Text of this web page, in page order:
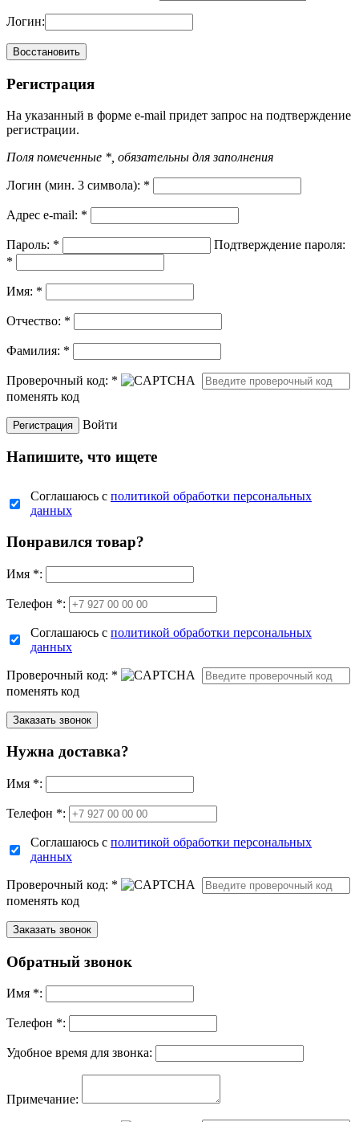
Логин:
Регистрация
На указанный в форме e-mail придет запрос на подтверждение
регистрации.
Поля помеченные *, обязательны для заполнения
Логин (мин. 3 символа): *
Адрес e-mail: *
Пароль: *
Подтверждение пароля:
*
Имя: *
Отчество: *
Фамилия: *
Проверочный код: *
поменять код
Войти
Напишите, что ищете
Соглашаюсь с политикой обработки персональных
данных
Понравился товар?
Имя *:
Телефон *:
Соглашаюсь с политикой обработки персональных
данных
Проверочный код: *
поменять код
Нужна доставка?
Имя *:
Телефон *:
Соглашаюсь с политикой обработки персональных
данных
Проверочный код: *
поменять код
Обратный звонок
Имя *:
Телефон *:
Удобное время для звонка:
Примечание: